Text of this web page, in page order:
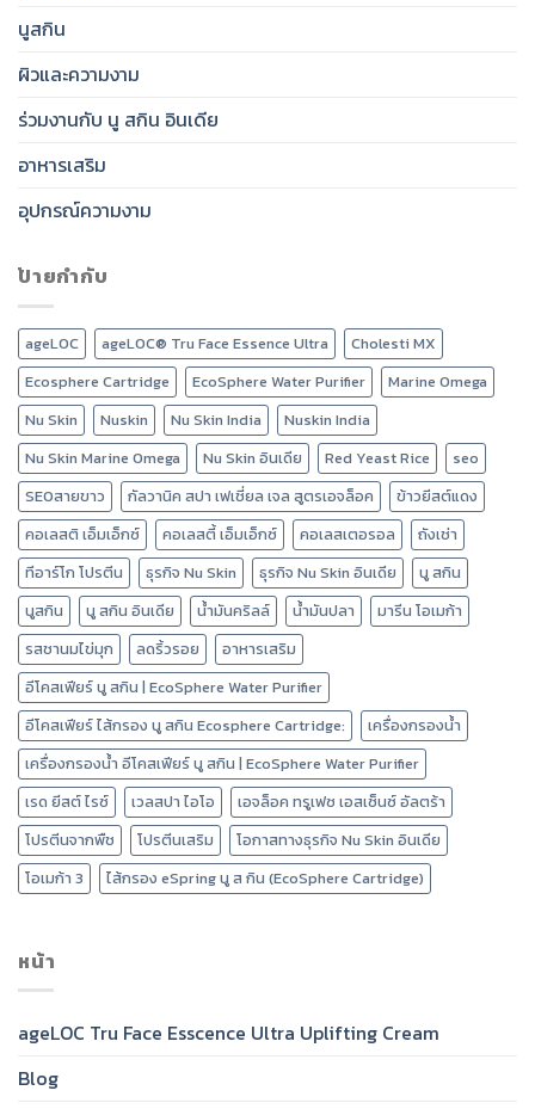
นูสกิน
ผิวและความงาม
ร่วมงานกับ นู สกิน อินเดีย
อาหารเสริม
อุปกรณ์ความงาม
ป้ายกำกับ
ageLOC ageLOC® Tru Face Essence Ultra
Cholesti MX
Ecosphere Cartridge
EcoSphere Water Purifier
Marine Omega
Nu Skin
Nuskin Nu Skin India
Nuskin India
Nu Skin Marine Omega
Nu Skin อินเดีย Red Yeast Rice
seo
SEOสายขาว
กัลวานิค สปา เฟเชี่ยล เจล สูตรเอจล็อค
ข้าวยีสต์แดง
คอเลสติ เอ็มเอ็กซ์
คอเลสตี้ เอ็มเอ็กซ์ คอเลสเตอรอล
ถังเช่า
ทีอาร์โก โปรตีน
ธุรกิจ Nu Skin ธุรกิจ Nu Skin อินเดีย
นู สกิน
นูสกิน
นู สกิน อินเดีย น้ำมันคริลล์ น้ำมันปลา
มารีน โอเมก้า
รสชานมไข่มุก
ลดริ้วรอย
อาหารเสริม
อีโคสเฟียร์ นู สกิน | EcoSphere Water Purifier
อีโคสเฟียร์ ไส้กรอง นู สกิน Ecosphere Cartridge:
เครื่องกรองน้ำ
เครื่องกรองน้ำ อีโคสเฟียร์ นู สกิน | EcoSphere Water Purifier
เรด ยีสต์ ไรซ์
เวลสปา ไอโอ
เอจล็อค ทรูเฟซ เอสเซ็นซ์ อัลตร้า
โปรตีนจากพืช
โปรตีนเสริม
โอกาสทางธุรกิจ Nu Skin อินเดีย
โอเมก้า 3
ไส้กรอง eSpring นู ส กิน (EcoSphere Cartridge)
หน้า
ageLOC Tru Face Esscence Ultra Uplifting Cream
Blog